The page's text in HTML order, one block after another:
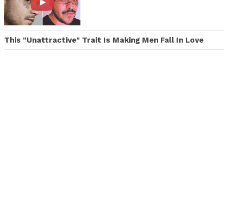
This "Unattractive" Trait Is Making Men Fall In Love